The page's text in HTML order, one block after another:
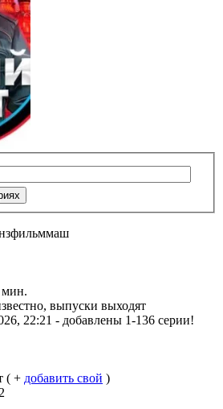
мин.
выпуски выходят
22:21 - добавлены 1-136 серии!
( + добавить свой )